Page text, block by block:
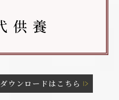
供 養
ウンロードはこちら